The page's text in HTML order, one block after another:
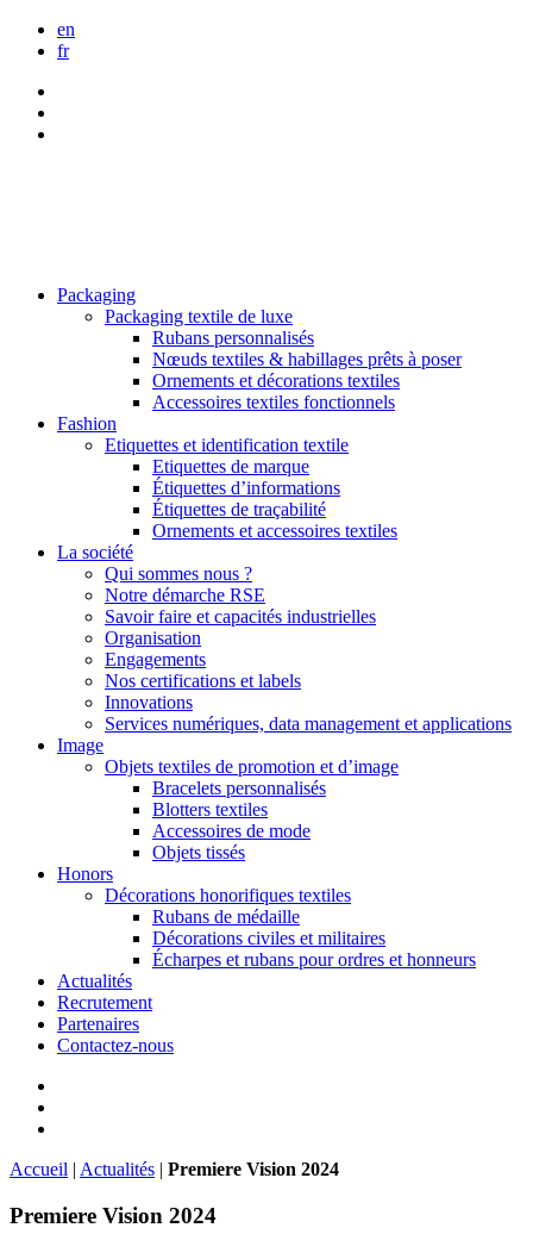
en
fr
Packaging
Packaging textile de luxe
Rubans personnalisés
Nœuds textiles & habillages prêts à poser
Ornements et décorations textiles
Accessoires textiles fonctionnels
Fashion
Etiquettes et identification textile
Etiquettes de marque
Étiquettes d’informations
Étiquettes de traçabilité
Ornements et accessoires textiles
La société
Qui sommes nous ?
Notre démarche RSE
Savoir faire et capacités industrielles
Organisation
Engagements
Nos certifications et labels
Innovations
Services numériques, data management et applications
Image
Objets textiles de promotion et d’image
Bracelets personnalisés
Blotters textiles
Accessoires de mode
Objets tissés
Honors
Décorations honorifiques textiles
Rubans de médaille
Décorations civiles et militaires
Écharpes et rubans pour ordres et honneurs
Actualités
Recrutement
Partenaires
Contactez-nous
Accueil | Actualités | Premiere Vision 2024
Premiere Vision 2024